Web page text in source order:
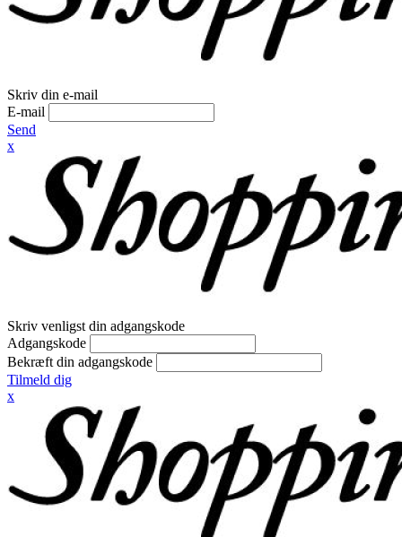
Skriv din e-mail
E-mail
Send
x
Skriv venligst din adgangskode
Adgangskode
Bekræft din adgangskode
Tilmeld dig
x